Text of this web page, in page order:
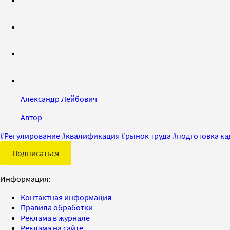
Александр Лейбович
Автор
#Регулирование#квалификация #рынок труда #подготовка
Подписаться
Информация:
Контактная информация
Правила обработки
Реклама в журнале